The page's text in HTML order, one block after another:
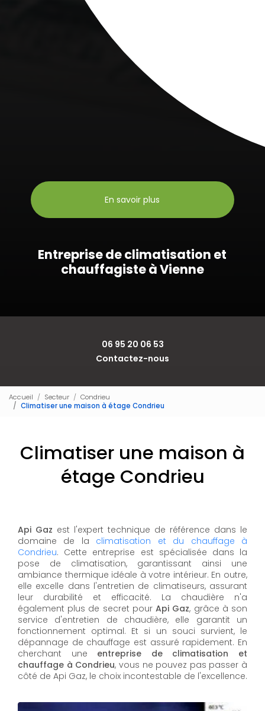
En savoir plus
Entreprise de climatisation et
chauffagiste à Vienne
06 95 20 06 53
Contactez-nous
Accueil Secteur
Condrieu
Climatiser une maison à étage Condrieu
Climatiser une maison à
étage Condrieu
Api Gaz est l'expert technique de référence dans le
domaine de la climatisation et du chauffage à
Condrieu. Cette entreprise est spécialisée dans la
pose de climatisation, garantissant ainsi une
ambiance thermique idéale à votre intérieur. En outre,
elle excelle dans l'entretien de climatiseurs, assurant
leur durabilité et efficacité. La chaudière n'a
également plus de secret pourApi Gaz, grâce à son
service d'entretien de chaudière, elle garantit un
fonctionnement optimal. Et si un souci survient, le
dépannage de chauffage est assuré rapidement. En
cherchant une entreprise de climatisation et
chauffage à Condrieu, vous ne pouvez pas passer à
côté de Api Gaz, le choix incontestable de l'excellence.